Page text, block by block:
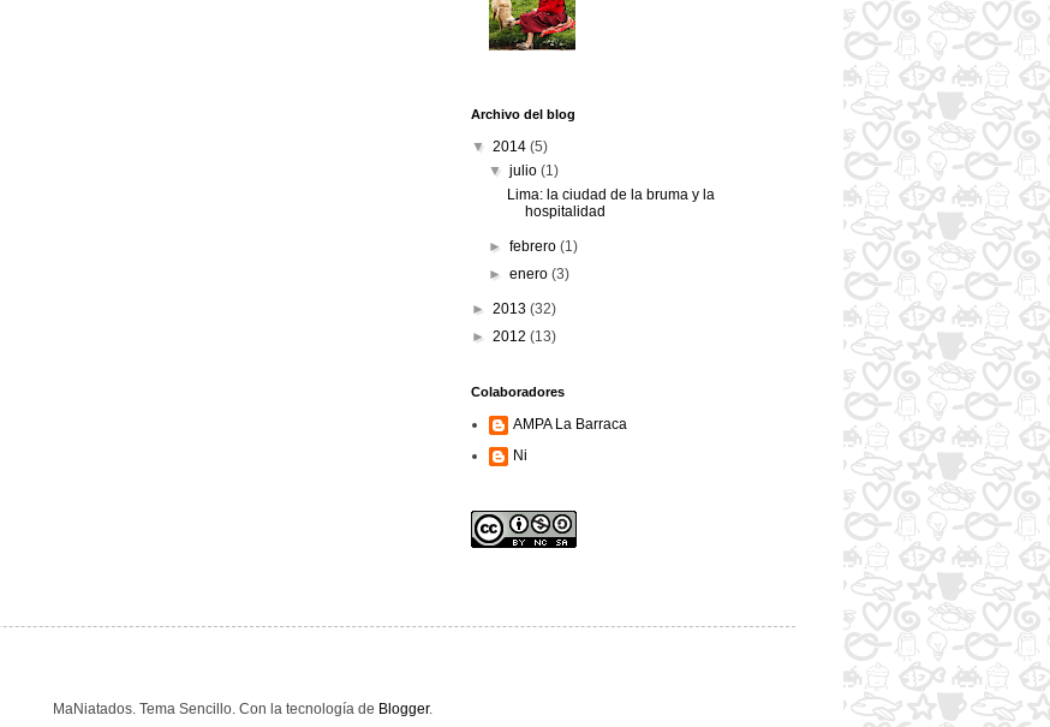
Archivo del blog
▼ 2014 (5)
▼julio(1)
Lima: la ciudad de la bruma y la
hospitalidad
►febrero(1)
►enero(3)
► 2013 (32)
► 2012 (13)
Colaboradores
AMPA La Barraca
Ni
MaNiatados. Tema Sencillo. Con la tecnología de Blogger.